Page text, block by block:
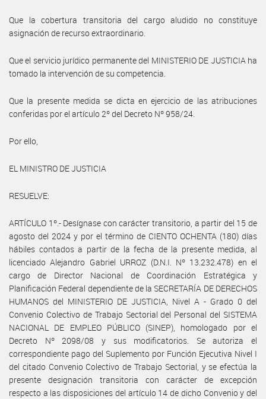
Que la cobertura transitoria del cargo aludido no constituye
asignación de recurso extraordinario.
Que el servicio jurídico permanente del MINISTERIO DE JUSTICIA ha
tomado la intervención de su competencia.
Que la presente medida se dicta en ejercicio de las atribuciones
conferidas por el artículo 2º del Decreto Nº 958/24.
Por ello,
EL MINISTRO DE JUSTICIA
RESUELVE:
ARTÍCULO 1º.- Desígnase con carácter transitorio, a partir del 15 de
agosto del 2024 y por el término de CIENTO OCHENTA (180) días
hábiles contados a partir de la fecha de la presente medida, al
licenciado Alejandro Gabriel URROZ (D.N.I. Nº 13.232.478) en el
cargo de Director Nacional de Coordinación Estratégica y
Planificación Federal dependiente de la SECRETARÍA DE DERECHOS
HUMANOS del MINISTERIO DE JUSTICIA, Nivel A - Grado 0 del
Convenio Colectivo de Trabajo Sectorial del Personal del SISTEMA
NACIONAL DE EMPLEO PÚBLICO (SINEP), homologado por el
Decreto Nº 2098/08 y sus modificatorios. Se autoriza el
correspondiente pago del Suplemento por Función Ejecutiva Nivel I
del citado Convenio Colectivo de Trabajo Sectorial, y se efectúa la
presente designación transitoria con carácter de excepción
respecto a las disposiciones del artículo 14 de dicho Convenio y del